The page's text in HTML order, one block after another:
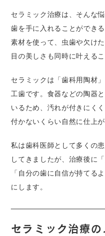
セラミック治療は、そんな
歯を手に入れることができ
素材を使って、虫歯や欠け
目の美しさも同時に叶えるこ
セラミックは「歯科用陶材
工歯です。食器などの陶器
いるため、汚れが付きにく
付かないくらい自然に仕上が
私は歯科医師として多くの
してきましたが、治療後に
「自分の歯に自信が持てる
にします。
セラミック治療